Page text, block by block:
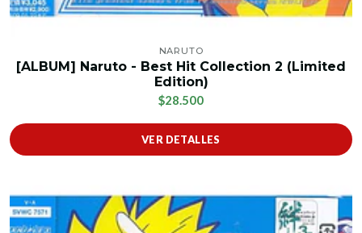
NARUTO
[ALBUM] Naruto - Best Hit Collection 2 (Limited
Edition)
$28.500
VER DETALLES